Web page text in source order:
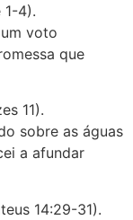
1-4).
voto
que
11).
sobre as águas
a afundar
14:29-31).